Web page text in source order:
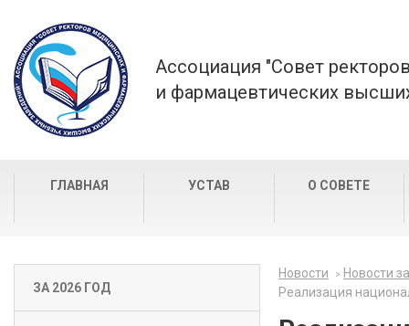
Ассоциация "Совет
и фармацевтических
ГЛАВНАЯ УСТАВ О СОВЕТЕ
ЗА 2026 ГОД
Новости
Новости
Реализация